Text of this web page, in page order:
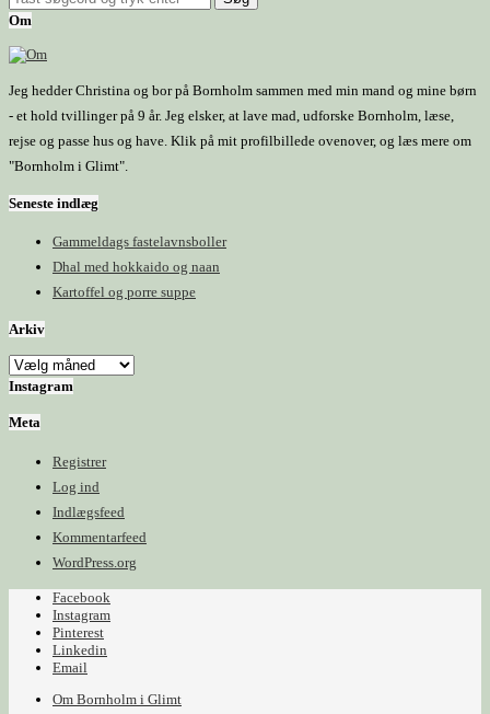
Om
Jeg hedder Christina og bor på Bornholm sammen med min mand og mine børn
- et hold tvillinger på 9 år. Jeg elsker, at lave mad, udforske Bornholm, læse,
rejse og passe hus og have. Klik på mit profilbillede ovenover, og læs mere om
"Bornholm i Glimt".
Seneste indlæg
Gammeldags fastelavnsboller
Dhal med hokkaido og naan
Kartoffel og porre suppe
Arkiv
Arkiv
Instagram
Meta
Registrer
Log ind
Indlægsfeed
Kommentarfeed
WordPress.org
Facebook
Instagram
Pinterest
Linkedin
Email
Om Bornholm i Glimt